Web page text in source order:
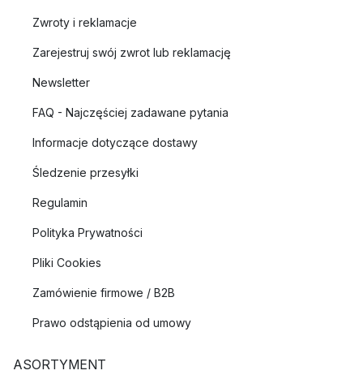
Zwroty i reklamacje
Zarejestruj swój zwrot lub reklamację
Newsletter
FAQ - Najczęściej zadawane pytania
Informacje dotyczące dostawy
Śledzenie przesyłki
Regulamin
Polityka Prywatności
Pliki Cookies
Zamówienie firmowe / B2B
Prawo odstąpienia od umowy
ASORTYMENT